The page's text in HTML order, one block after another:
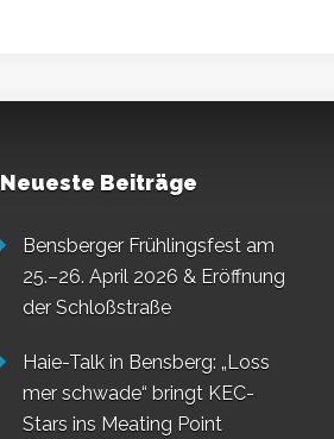
Neueste Beiträge
Bensberger Frühlingsfest am
25.–26. April 2026 & Eröffnung
der Schloßstraße
Haie-Talk in Bensberg: „Loss
mer schwade“ bringt KEC-
Stars ins Meating Point